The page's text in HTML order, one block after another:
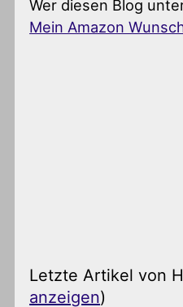
Wer diesen Blog
Mein Amazon
Letzte Artikel von
anzeigen)